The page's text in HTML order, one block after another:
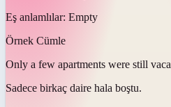
Eş anlamlılar: Empty
Örnek Cümle
Only a few apartments were still
Sadece birkaç daire hala boştu.